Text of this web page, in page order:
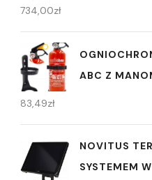
734,00zł
ABC Z
83,49zł
NOVITUS
SYSTEMEM